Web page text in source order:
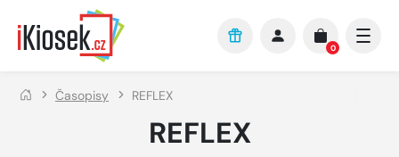
Přejít na hlavní obsah
0
Časopisy REFLEX
REFLEX